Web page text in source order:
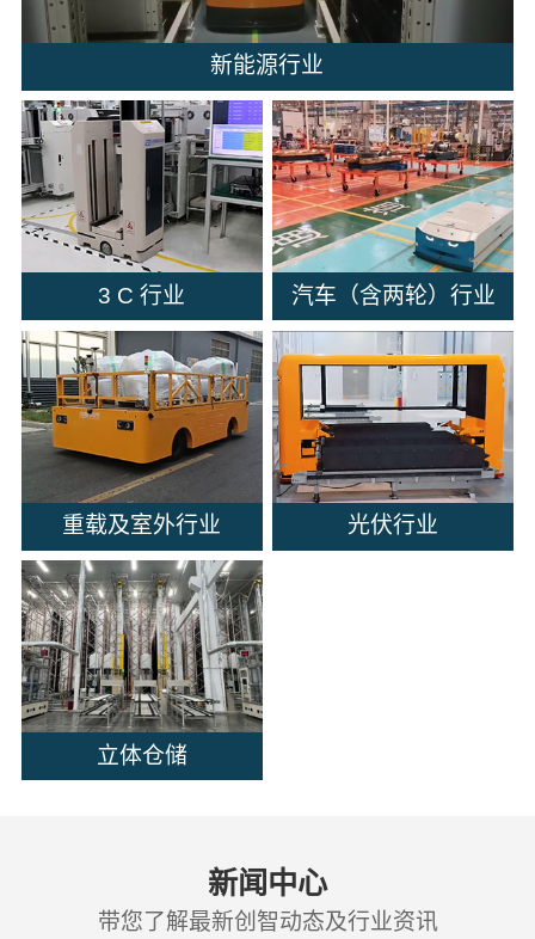
新能源行业
3 C 行业 汽车（含两轮）行业
重载及室外行业 光伏行业
立体仓储
新闻中心
带您了解最新创智动态及行业资讯